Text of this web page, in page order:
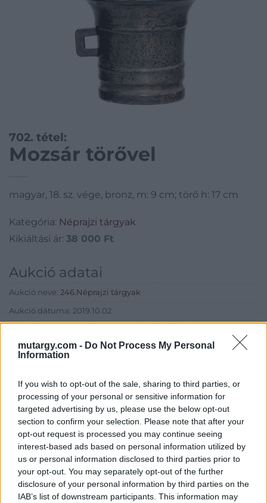
mutargy.com - Do Not Process My Personal
Information
If you wish to opt-out of the sale, sharing to third parties, or
processing of your personal or sensitive information for
targeted advertising by us, please use the below opt-out
section to confirm your selection. Please note that after your
opt-out request is processed you may continue seeing
interest-based ads based on personal information utilized by
us or personal information disclosed to third parties prior to
your opt-out. You may separately opt-out of the further
disclosure of your personal information by third parties on the
IAB’s list of downstream participants. This information may
702. tétel:
Mozsár törővel
magyar, 18. sz. vége, bronz, m: 9 cm; törő h: 17 cm
Kategória: Néprajzi tárgyak
Kikiáltási ár: 38 000 Ft
Aukció adatai
Aukció neve: 246.Néprajzi tárgyak
Aukció dátuma: 2019.10.02
Aukció helye: Budapest, Balaton utca 8.
Eladó adatai
Eladó:Nagyházi Galéria és
Aukciósház
Cím: Müller Márta
Nagyházi Galéria és Aukciósház
Kft.
1055 Budapest, Balaton utca 8.